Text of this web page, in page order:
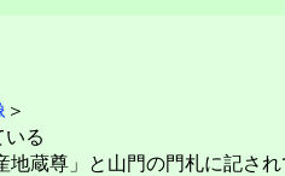
＞
る
蔵尊」と山門の門札に記され